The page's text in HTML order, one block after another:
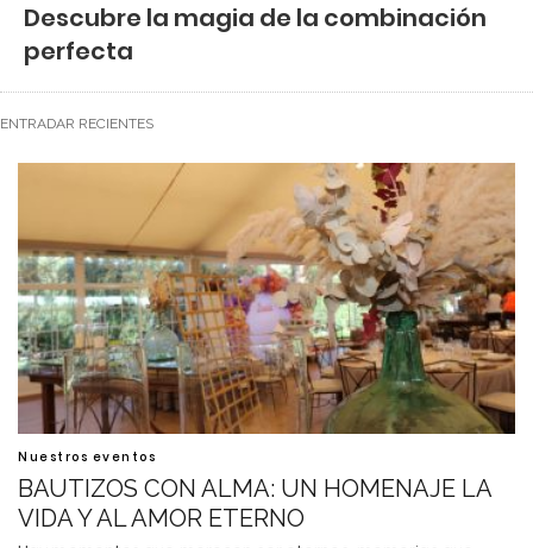
Descubre la magia de la combinación
perfecta
ENTRADAR RECIENTES
Nuestros eventos
BAUTIZOS CON ALMA: UN HOMENAJE LA
VIDA Y AL AMOR ETERNO